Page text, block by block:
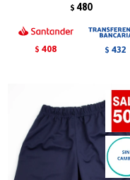
$ 480
$ 408 $ 432